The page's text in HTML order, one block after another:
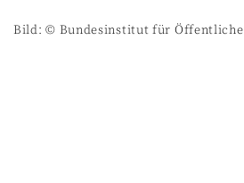
Bild: © Bundesinstitut für Öffentliche